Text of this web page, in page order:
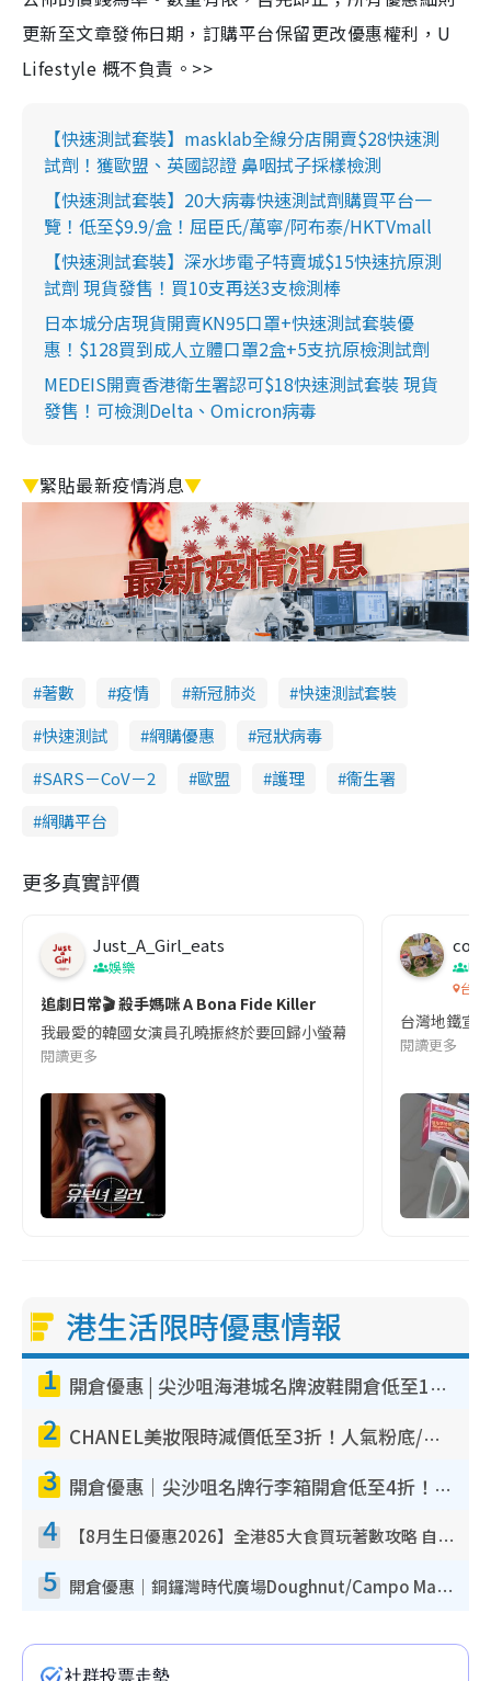
更新至文章發佈日期，訂購平台保留更改優惠權利，U
Lifestyle 概不負責。>>
【快速測試套裝】masklab全線分店開賣$28快速測
試劑！獲歐盟、英國認證 鼻咽拭子採樣檢測
【快速測試套裝】20大病毒快速測試劑購買平台一
覽！低至$9.9/盒！屈臣氏/萬寧/阿布泰/HKTVmall
【快速測試套裝】深水埗電子特賣城$15快速抗原測
試劑 現貨發售！買10支再送3支檢測棒
日本城分店現貨開賣KN95口罩+快速測試套裝優
惠！$128買到成人立體口罩2盒+5支抗原檢測試劑
MEDEIS開賣香港衛生署認可$18快速測試套裝 現貨
發售！可檢測Delta、Omicron病毒
▼緊貼最新疫情消息▼
著數 疫情 新冠肺炎
快速測試套裝
快速測試
網購優惠
冠狀病毒
SARS－CoV－2
歐盟 護理
衞生署
網購平台
更多真實評價
Just_A_Girl_eats
娛樂
追劇日常🎬 殺手媽咪 A Bona Fide Killer
我最愛的韓國女演員孔曉振終於要回歸小螢幕啦!這次的劇本改編
閱讀更多
co
吹
台灣
台灣地鐵宣
閱讀更多
港生活限時優惠情報
1 開倉優惠 | 尖沙咀海港城名牌波鞋開倉低至1折！On鞋$899起／Joy&Peace鞋履$98起
2 CHANEL美妝限時減價低至3折！人氣粉底/唇膏/精華液低至$275！COCO香水都有平
3 開倉優惠｜尖沙咀名牌行李箱開倉低至4折！一連5日 American Tourister/ace./Hallmark $200起！
4 【8月生日優惠2026】全港85大食買玩著數攻略 自助餐/火鍋放題同行免費＋誠品/DONKI送現金券
5 開倉優惠｜銅鑼灣時代廣場Doughnut/Campo Marzio開倉低至1折！背囊、書包、手袋劈價$200起